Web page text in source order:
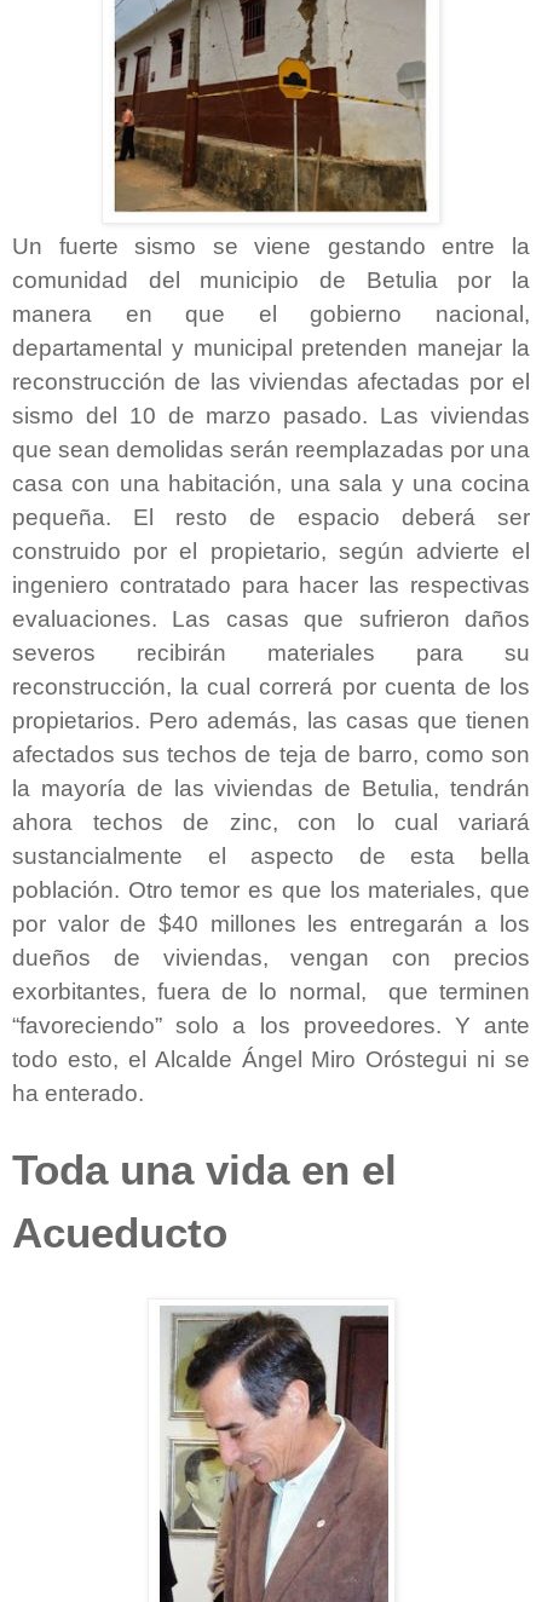
Un fuerte sismo se viene gestando entre la
comunidad del municipio de Betulia por la
manera en que el gobierno nacional,
departamental y municipal pretenden manejar la
reconstrucción de las viviendas afectadas por el
sismo del 10 de marzo pasado. Las viviendas
que sean demolidas serán reemplazadas por una
casa con una habitación, una sala y una cocina
pequeña. El resto de espacio deberá ser
construido por el propietario, según advierte el
ingeniero contratado para hacer las respectivas
evaluaciones. Las casas que sufrieron daños
severos recibirán materiales para su
reconstrucción, la cual correrá por cuenta de los
propietarios. Pero además, las casas que tienen
afectados sus techos de teja de barro, como son
la mayoría de las viviendas de Betulia, tendrán
ahora techos de zinc, con lo cual variará
sustancialmente el aspecto de esta bella
población. Otro temor es que los materiales, que
por valor de $40 millones les entregarán a los
dueños de viviendas, vengan con precios
exorbitantes, fuera de lo normal,
que terminen
“favoreciendo” solo a los proveedores. Y ante
todo esto, el Alcalde Ángel Miro Oróstegui ni se
ha enterado.
Toda una vida en el
Acueducto